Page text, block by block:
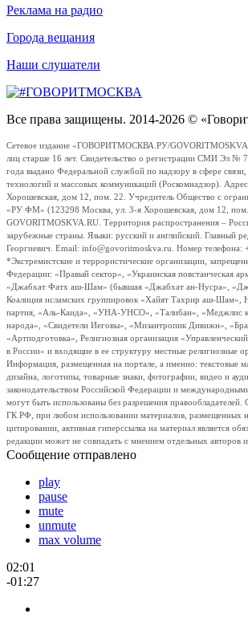
Реклама на радио
Города вещания
Наши слушатели
Все права защищены. 2014-2026 ©
Сетевое издание «ГОВОРИТМОСКВА.РУ/
лиц старше 16 лет. Свидетельство о регистрации СМИ Эл №
года выдано Федеральной службой по надзору в сфере
технологий и массовых коммуникаций (Роскомнадзор).
Хорошевская, дом 12, пом. 22. Учредитель Общество с
«РУ ФМ» (123298 Москва, ул. 3-я Хорошевская, дом 12,
GOVORITMOSKVA.RU. Территория распространения –
зарубежные страны. Языки: русский и английский. Главный
Георгиевич. Email: info@govoritmoskva.ru. Номер телефона:
*Экстремистские и террористические организации,
Федерации: «Правый сектор», «Украинская повстанческая
«Джабхат Фатх аш-Шам» (бывшая «Джабхат ан-Нусра»,
Коалиция исламских группировок «Хайят Тахрир аш-Шам»,
партия, «Аль-Каида», «УНА-УНСО», «Талибан», «Меджлис
народа», «Свидетели Иеговы», «Мизантропик Дивижн»,
«Артподготовка», Религиозная организация
в России» и входящие в ее структуру местные религиозные
Информация, размещенная на портале, а именно: текстовые
дизайна, логотипы, товарные знаки, фотографии, видео и
законодательством Российской Федерации и
могут быть использованы без разрешения правообладателей.
ГК РФ, при любом использовании материалов, размещенных
цитировании, активная гиперссылка на материал является
редакции может не совпадать с мнением отдельных авторов и
Сообщение отправлено
play
pause
mute
unmute
max volume
02:01
-01:27